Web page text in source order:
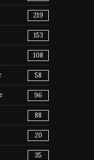
219
153
108
58
96
88
20
35